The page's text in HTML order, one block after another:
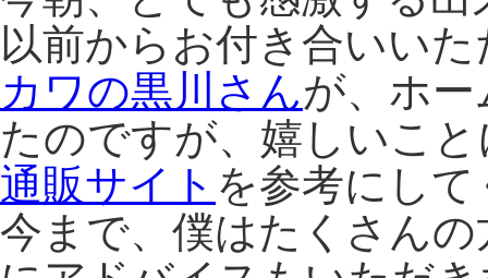
以前からお付き合いい
カワの黒川さんが、ホ
たのですが、嬉しいこ
通販サイト を参考にし
今まで、僕はたくさん